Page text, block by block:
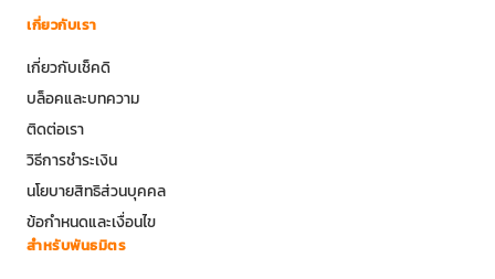
เกี่ยวกับเรา
เกี่ยวกับเช็คดิ
บล็อคและบทความ
ติดต่อเรา
วิธีการชำระเงิน
นโยบายสิทธิส่วนบุคคล
ข้อกำหนดและเงื่อนไข
สำหรับพันธมิตร